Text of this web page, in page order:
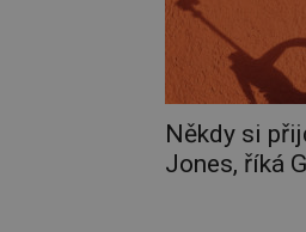
Někdy si
Jones, říká